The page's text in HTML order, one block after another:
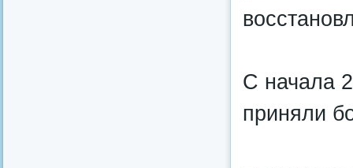
С начала
приняли